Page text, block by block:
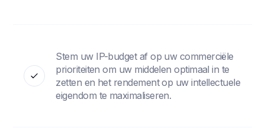
Stem uw IP-budget af op uw commerciële
prioriteiten om uw middelen optimaal in te
zetten en het rendement op uw intellectuele
eigendom te maximaliseren.